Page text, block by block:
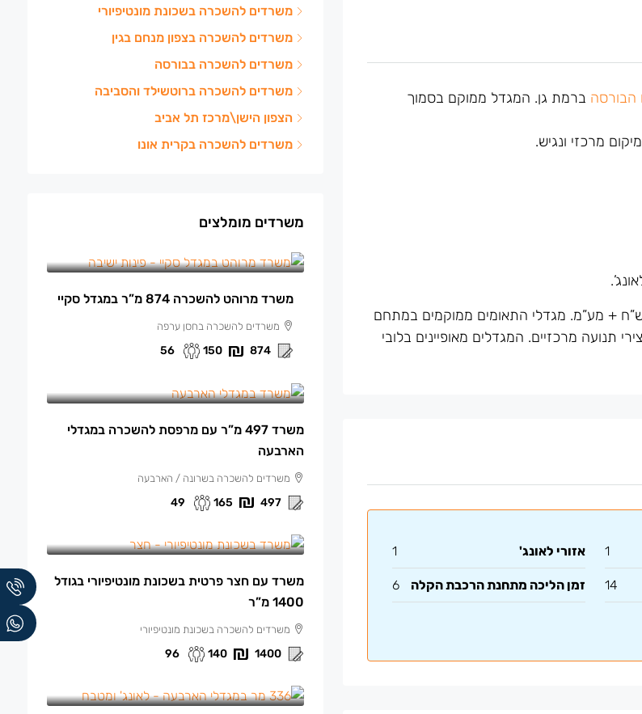
ברמת גן. המגדל ממוקם בסמוך
מרכזי ונגיש.
זמין לכניסה מיידית. חניה זמינה בעלות של 700 ש”ח + מע”מ. מגדלי התאומים ממוקמים במתחם
תנועה מרכזיים. המגדלים מאופיינים בלובי
1 אזורי לאונג' 1
14 זמן הליכה מתחנת הרכבת הקלה 6
משרדים להשכרה בשכונת מונטיפיורי
משרדים להשכרה בצפון מנחם בגין
משרדים להשכרה בבורסה
משרדים להשכרה ברוטשילד והסביבה
הצפון הישן\מרכז תל אביב
משרדים להשכרה בקרית אונו
משרדים מומלצים
משרד מרוהט להשכרה 874 מ”ר במגדל סקיי
משרדים להשכרה בחסן ערפה
874
150
56
משרד 497 מ”ר עם מרפסת להשכרה במגדלי
הארבעה
משרדים להשכרה בשרונה / הארבעה
497
165
49
משרד עם חצר פרטית בשכונת מונטיפיורי בגודל
1400 מ”ר
משרדים להשכרה בשכונת מונטיפיורי
1400
140
96